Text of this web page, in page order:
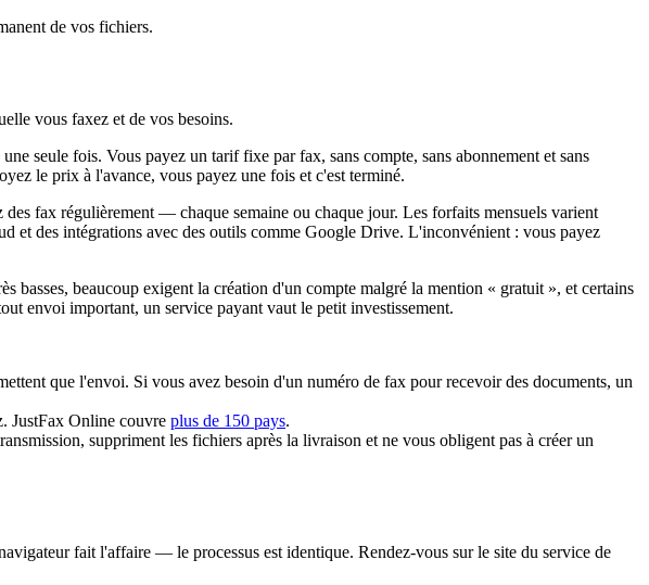
de vos fichiers.
vous faxez et de vos besoins.
seule fois. Vous payez un tarif fixe par fax, sans compte, sans abonnement et sans
le prix à l'avance, vous payez une fois et c'est terminé.
fax régulièrement — chaque semaine ou chaque jour. Les forfaits mensuels varient
et des intégrations avec des outils comme Google Drive. L'inconvénient : vous payez
basses, beaucoup exigent la création d'un compte malgré la mention « gratuit », et certains
envoi important, un service payant vaut le petit investissement.
que l'envoi. Si vous avez besoin d'un numéro de fax pour recevoir des documents, un
JustFax Online couvre plus de 150 pays.
suppriment les fichiers après la livraison et ne vous obligent pas à créer un
fait l'affaire — le processus est identique. Rendez-vous sur le site du service de